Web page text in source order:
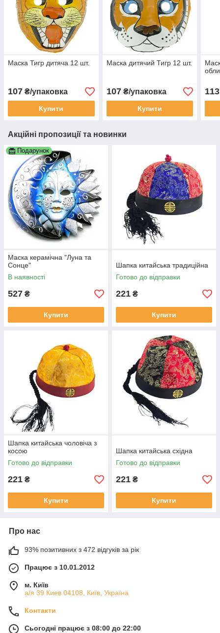
Маска Тигр дитяча 12 шт.
107 ₴/упаковка
Купити
Маска дитячий Тигр 12 шт.
107₴/упаковка
Купити
113
Акційні пропозиції та новинки
Подарунок
Маска керамічна "Луна та
Сонце"
В наявності
527 ₴
Купити
Шапка китайська традиційна
Готово до відправки
221 ₴
Купити
Шапка китайська чоловіча з
косою
Готово до відправки
221 ₴
Купити
Шапка китайська східна
Готово до відправки
221 ₴
Купити
Про нас
93% позитивних з 472 відгуків за рік
Працює з 10.01.2012
м. Київ
а/я 39 Киев 04108, Київ, Україна
Контакти
Сьогодні працює з 08:00 до 22:00